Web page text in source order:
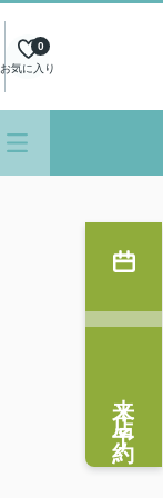
お気に入り
0
来店予約